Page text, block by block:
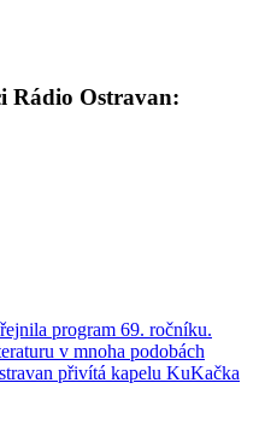
Rádio Ostravan:
program 69. ročníku.
v mnoha podobách
přivítá kapelu KuKačka